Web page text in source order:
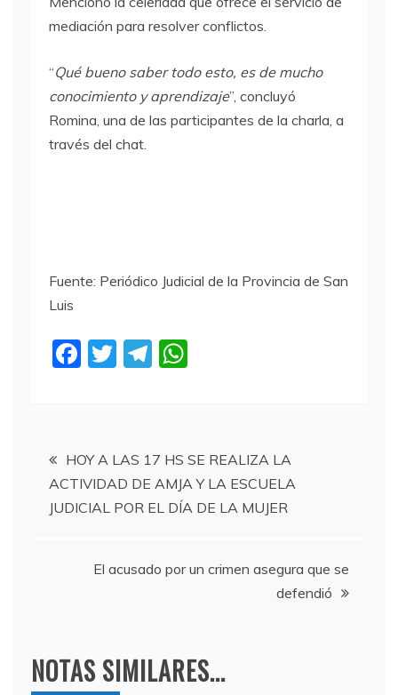
mediación para resolver conflictos.
“Qué bueno saber todo esto, es de mucho
conocimiento y aprendizaje”, concluyó
Romina, una de las participantes de la charla, a
través del chat.
Fuente: Periódico Judicial de la Provincia de San
Luis
F
b
o
o
T
T
a
m
A
p
p
Navegación
de
HOY A LAS 17 HS SE REALIZA LA
ACTIVIDAD DE AMJA Y LA ESCUELA
JUDICIAL POR EL DÍA DE LA MUJER
El acusado por un crimen asegura que se
defendió
NOTAS SIMILARES...